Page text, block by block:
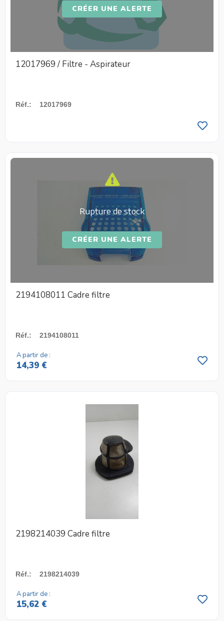
CRÉER UNE ALERTE
12017969 / Filtre - Aspirateur
Réf.: 12017969
Rupture de stock
CRÉER UNE ALERTE
2194108011 Cadre filtre
Réf.: 2194108011
A partir de :
14,39 €
2198214039 Cadre filtre
Réf.: 2198214039
A partir de :
15,62 €